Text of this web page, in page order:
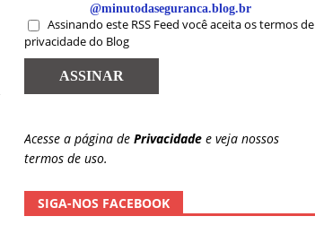
@minutodaseguranca.blog.br
Assinando este RSS Feed você aceita os termos de
privacidade do Blog
Acesse a página de Privacidade e veja nossos
termos de uso.
SIGA-NOS FACEBOOK